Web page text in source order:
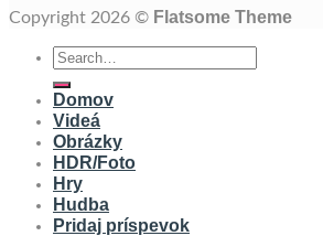
Copyright 2026 © Flatsome Theme
Domov
Videá
Obrázky
HDR/Foto
Hry
Hudba
Pridaj príspevok